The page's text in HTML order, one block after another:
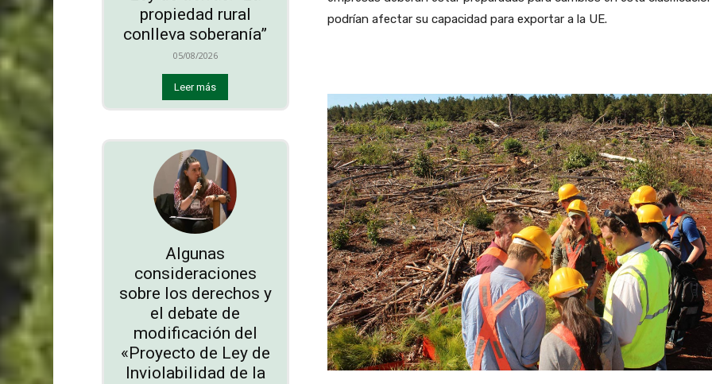
propiedad rural
conlleva soberanía”
05/08/2026
Leer más
Algunas
consideraciones
sobre los derechos y
el debate de
modificación del
«Proyecto de Ley de
Inviolabilidad de la
podrían afectar su capacidad para exportar a la UE.